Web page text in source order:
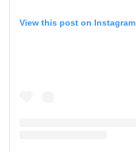
View this post on Instagram